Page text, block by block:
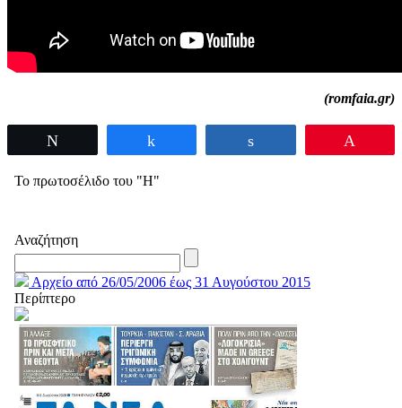
(romfaia.gr)
Το πρωτοσέλιδο του "Η"
Αναζήτηση
Αρχείο από 26/05/2006 έως 31 Αυγούστου 2015
Περίπτερο